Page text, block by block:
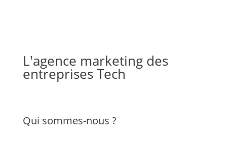
L'agence marketing des
entreprises Tech
Qui sommes-nous ?